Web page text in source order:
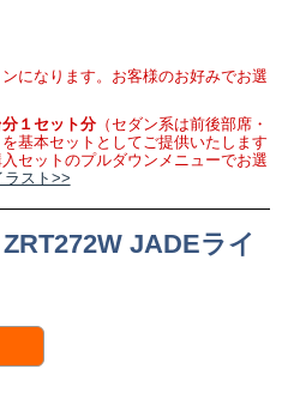
になります。お客様のお好みでお選
１セット分（セダン系は前後部席・
基本セットとしてご提供いたします
セットのプルダウンメニューでお選
スト>>
JADEライ